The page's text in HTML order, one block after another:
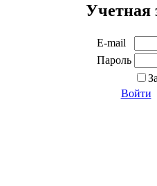
Учетная
E-mail
Пароль
Войти